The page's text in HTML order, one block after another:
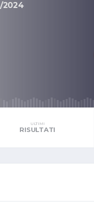
2024
ULTIMI
RISULTATI